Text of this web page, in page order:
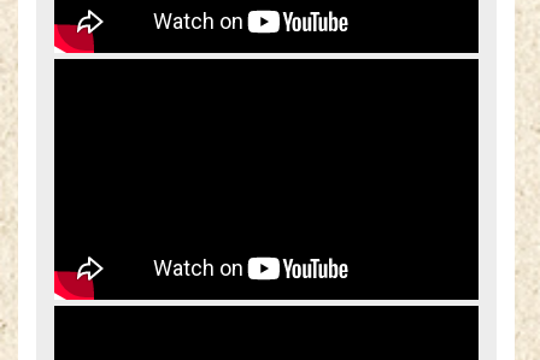
24 sierpnia 2018 piątek
25 sierpnia 2018 sobota